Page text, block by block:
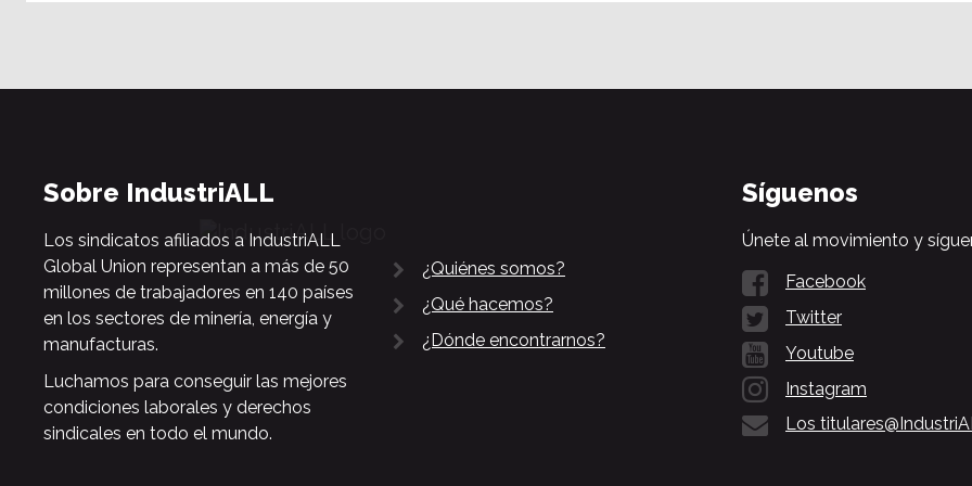
Sobre IndustriALL
Los sindicatos afiliados a IndustriALL
Global Union representan a más de 50
millones de trabajadores en 140 países
en los sectores de minería, energía y
manufacturas.
Luchamos para conseguir las mejores
condiciones laborales y derechos
sindicales en todo el mundo.
¿Quiénes somos?
¿Qué hacemos?
¿Dónde encontrarnos?
Síguenos
Únete al movimiento y
Facebook
Twitter
Youtube
Instagram
Los